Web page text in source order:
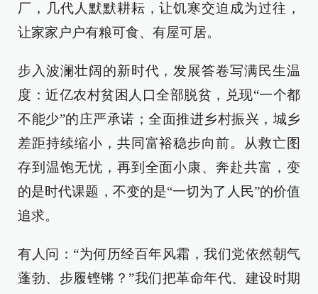
厂，几代人默默耕耘，让饥寒交迫成为过往，
让家家户户有粮可食、有屋可居。
步入波澜壮阔的新时代，发展答卷写满民生温
度：近亿农村贫困人口全部脱贫，兑现“一个都
不能少”的庄严承诺；全面推进乡村振兴，城乡
差距持续缩小，共同富裕稳步向前。从救亡图
存到温饱无忧，再到全面小康、奔赴共富，变
的是时代课题，不变的是“一切为了人民”的价值
追求。
有人问：“为何历经百年风霜，我们党依然朝气
蓬勃、步履铿锵？”我们把革命年代、建设时期